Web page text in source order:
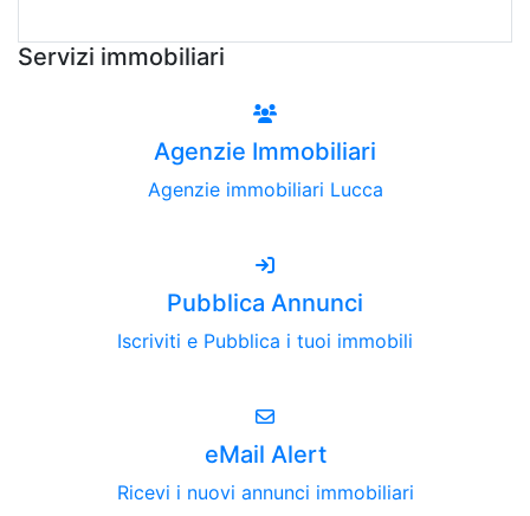
Servizi immobiliari
Agenzie Immobiliari
Agenzie immobiliari Lucca
Pubblica Annunci
Iscriviti e Pubblica i tuoi immobili
eMail Alert
Ricevi i nuovi annunci immobiliari